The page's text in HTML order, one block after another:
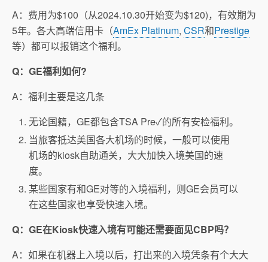
A：费用为$100（从2024.10.30开始变为$120)，有效期为
5年。各大高端信用卡（AmEx Platinum, CSR和Prestige
等）都可以报销这个福利。
Q：GE福利如何?
A：福利主要是这几条
无论国籍，GE都包含TSA Pre✓的所有安检福利。
当旅客抵达美国各大机场的时候，一般可以使用
机场的kiosk自助通关，大大加快入境美国的速
度。
某些国家有和GE对等的入境福利，则GE会员可以
在这些国家也享受快速入境。
Q：GE在Kiosk快速入境有可能还需要面见CBP吗？
A：如果在机器上入境以后，打出来的入境凭条有个大大